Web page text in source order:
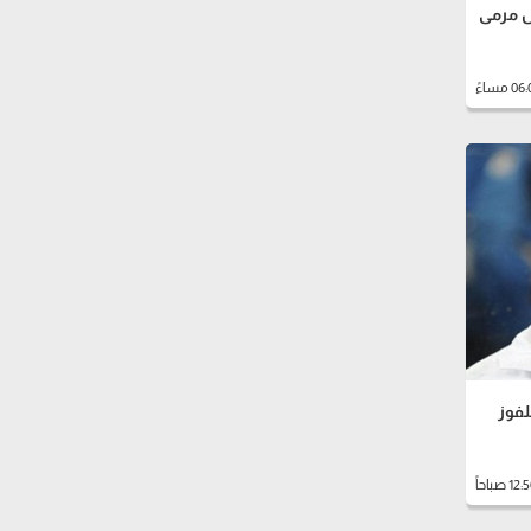
مرمى